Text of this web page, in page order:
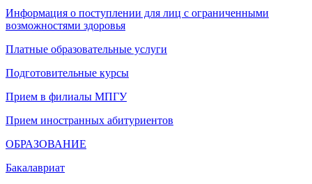
Информация о поступлении для лиц с ограниченными
возможностями здоровья
Платные образовательные услуги
Подготовительные курсы
Прием в филиалы МПГУ
Прием иностранных абитуриентов
ОБРАЗОВАНИЕ
Бакалавриат